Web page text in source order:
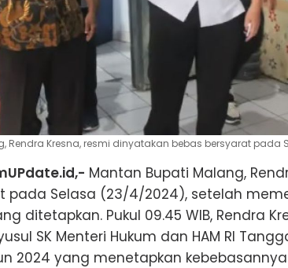
Rendra Kresna, resmi dinyatakan bebas bersyarat pada
Mantan Bupati Malang,
pada Selasa (23/4/2024), setelah
ditetapkan. Pukul 09.45 WIB, Rendra
SK Menteri Hukum dan HAM RI
2024 yang menetapkan